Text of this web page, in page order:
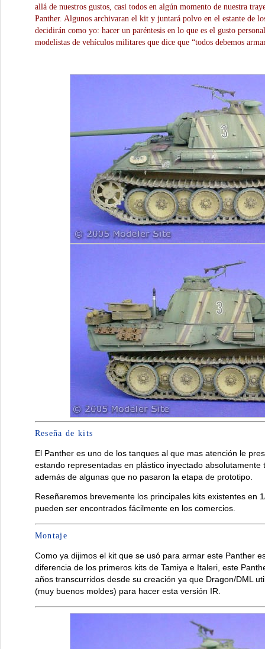
allá de nuestros gustos, casi todos en algún momento de nuestra
Panther. Algunos archivaran el kit y juntará polvo en el estante de
decidirán como yo: hacer un paréntesis en lo que es el gusto
modelistas de vehículos militares que dice que “todos debemos
Reseña de kits
El Panther es uno de los tanques al que mas atención le
estando representadas en plástico inyectado absolutamente
además de algunas que no pasaron la etapa de prototipo.
Reseñaremos brevemente los principales kits existentes en
pueden ser encontrados fácilmente en los comercios.
Montaje
Como ya dijimos el kit que se usó para armar este Panther
diferencia de los primeros kits de Tamiya e Italeri, este
años transcurridos desde su creación ya que Dragon/DML
(muy buenos moldes) para hacer esta versión IR.